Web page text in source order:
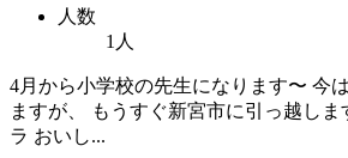
人数
1人
4月から小学校の先生になります〜 今
ますが、 もうすぐ新宮市に引っ越しま
ラ おいし...